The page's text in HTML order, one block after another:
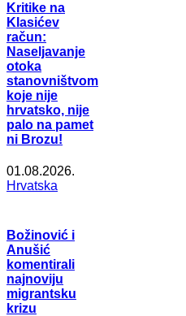
Kritike na
Klasićev
račun:
Naseljavanje
otoka
stanovništvom
koje nije
hrvatsko, nije
palo na pamet
ni Brozu!
01.08.2026.
Hrvatska
Božinović i
Anušić
komentirali
najnoviju
migrantsku
krizu